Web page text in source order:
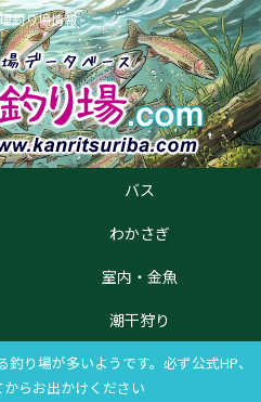
釣り場情報
バス
わかさぎ
室内・金魚
潮干狩り
り場が多いようです。必ず公式HP、
らお出かけください